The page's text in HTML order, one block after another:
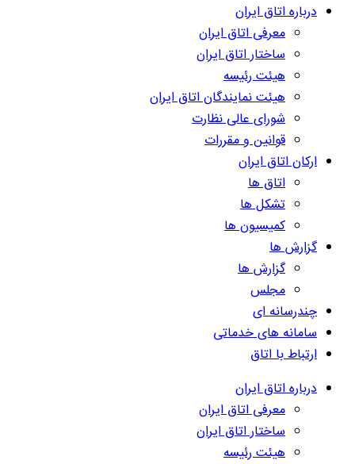
درباره اتاق ایران
معرفی اتاق ایران
ساختار اتاق ایران
هیئت رئیسه
هیئت نمایندگان اتاق ایران
شورای عالی نظارت
قوانین و مقررات
ارکان اتاق ایران
اتاق ها
تشکل ها
کمیسیون ها
گزارش ها
گزارش ها
مجلس
چندرسانه ای
سامانه های خدماتی
ارتباط با اتاق
درباره اتاق ایران
معرفی اتاق ایران
ساختار اتاق ایران
هیئت رئیسه